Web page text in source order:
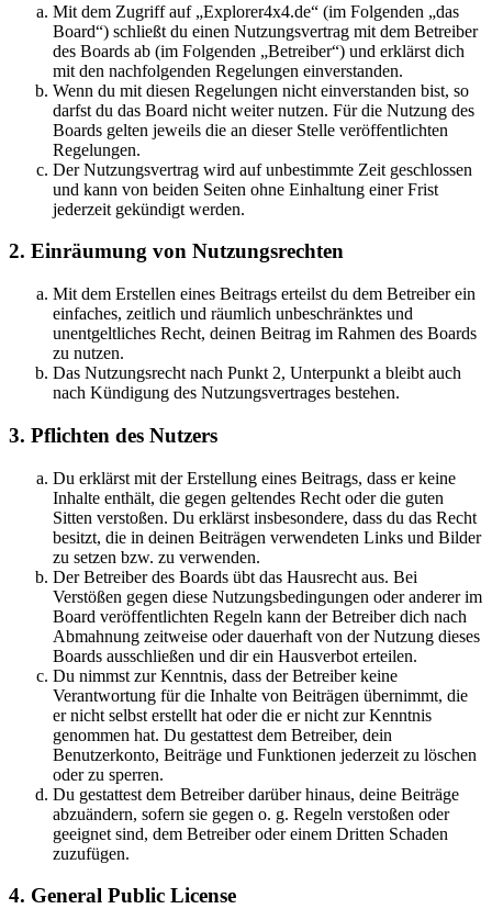
Mit dem Zugriff auf „Explorer4x4.de“ (im Folgenden „das
Board“) schließt du einen Nutzungsvertrag mit dem Betreiber
des Boards ab (im Folgenden „Betreiber“) und erklärst dich
mit den nachfolgenden Regelungen einverstanden.
Wenn du mit diesen Regelungen nicht einverstanden bist, so
darfst du das Board nicht weiter nutzen. Für die Nutzung des
Boards gelten jeweils die an dieser Stelle veröffentlichten
Regelungen.
Der Nutzungsvertrag wird auf unbestimmte Zeit geschlossen
und kann von beiden Seiten ohne Einhaltung einer Frist
jederzeit gekündigt werden.
2. Einräumung von Nutzungsrechten
Mit dem Erstellen eines Beitrags erteilst du dem Betreiber ein
einfaches, zeitlich und räumlich unbeschränktes und
unentgeltliches Recht, deinen Beitrag im Rahmen des Boards
zu nutzen.
Das Nutzungsrecht nach Punkt 2, Unterpunkt a bleibt auch
nach Kündigung des Nutzungsvertrages bestehen.
3. Pflichten des Nutzers
Du erklärst mit der Erstellung eines Beitrags, dass er keine
Inhalte enthält, die gegen geltendes Recht oder die guten
Sitten verstoßen. Du erklärst insbesondere, dass du das Recht
besitzt, die in deinen Beiträgen verwendeten Links und Bilder
zu setzen bzw. zu verwenden.
Der Betreiber des Boards übt das Hausrecht aus. Bei
Verstößen gegen diese Nutzungsbedingungen oder anderer im
Board veröffentlichten Regeln kann der Betreiber dich nach
Abmahnung zeitweise oder dauerhaft von der Nutzung dieses
Boards ausschließen und dir ein Hausverbot erteilen.
Du nimmst zur Kenntnis, dass der Betreiber keine
Verantwortung für die Inhalte von Beiträgen übernimmt, die
er nicht selbst erstellt hat oder die er nicht zur Kenntnis
genommen hat. Du gestattest dem Betreiber, dein
Benutzerkonto, Beiträge und Funktionen jederzeit zu löschen
oder zu sperren.
Du gestattest dem Betreiber darüber hinaus, deine Beiträge
abzuändern, sofern sie gegen o. g. Regeln verstoßen oder
geeignet sind, dem Betreiber oder einem Dritten Schaden
zuzufügen.
4. General Public License